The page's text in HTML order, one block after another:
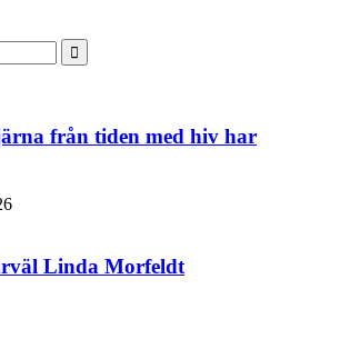
från tiden med hiv har
Linda Morfeldt